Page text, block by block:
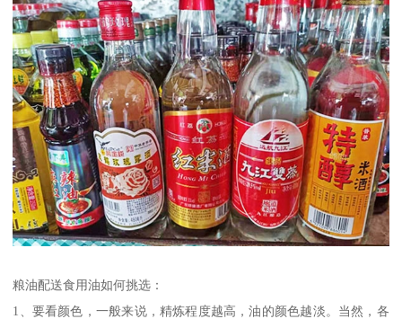
粮油配送食用油如何挑选：
1、要看颜色，一般来说，精炼程度越高，油的颜色越淡。当然，各